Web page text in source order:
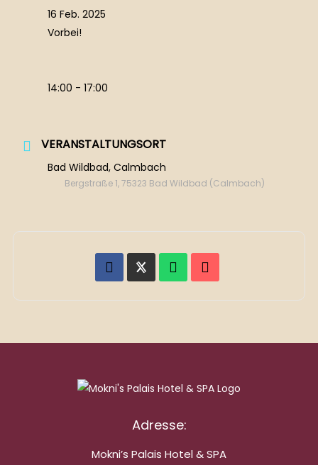
16 Feb. 2025
Vorbei!
14:00 - 17:00
VERANSTALTUNGSORT
Bad Wildbad, Calmbach
Bergstraße 1, 75323 Bad Wildbad (Calmbach)
Adresse:
Mokni’s Palais Hotel & SPA